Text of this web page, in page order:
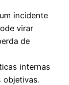
um incidente
virar
de
internas
objetivas.